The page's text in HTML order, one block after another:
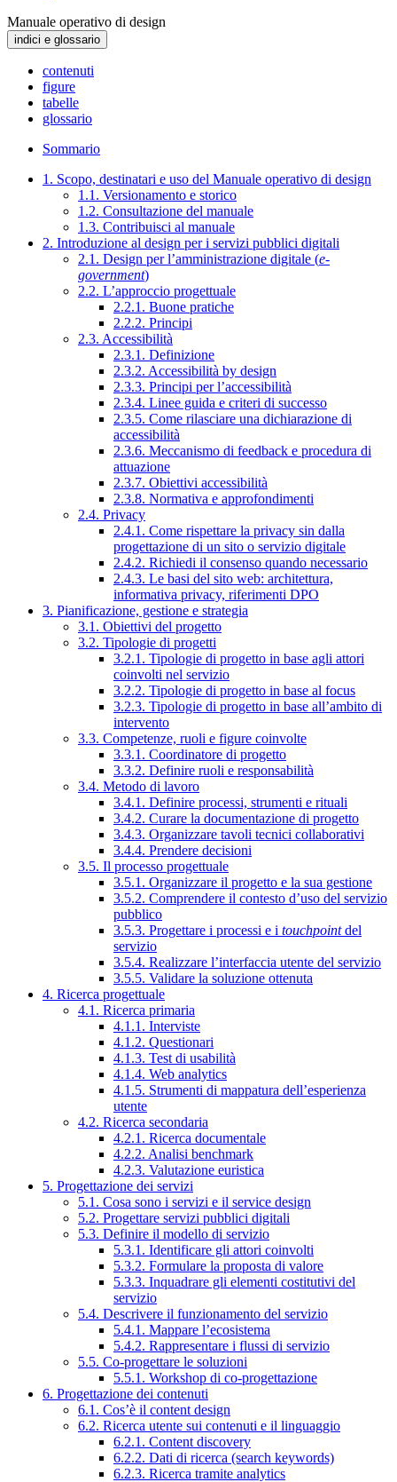
Manuale operativo di design
indici e glossario
contenuti
figure
tabelle
glossario
Sommario
1. Scopo, destinatari e uso del Manuale operativo di design
1.1. Versionamento e storico
1.2. Consultazione del manuale
1.3. Contribuisci al manuale
2. Introduzione al design per i servizi pubblici digitali
2.1. Design per l’amministrazione digitale (e-
government)
2.2. L’approccio progettuale
2.2.1. Buone pratiche
2.2.2. Principi
2.3. Accessibilità
2.3.1. Definizione
2.3.2. Accessibilità by design
2.3.3. Principi per l’accessibilità
2.3.4. Linee guida e criteri di successo
2.3.5. Come rilasciare una dichiarazione di
accessibilità
2.3.6. Meccanismo di feedback e procedura di
attuazione
2.3.7. Obiettivi accessibilità
2.3.8. Normativa e approfondimenti
2.4. Privacy
2.4.1. Come rispettare la privacy sin dalla
progettazione di un sito o servizio digitale
2.4.2. Richiedi il consenso quando necessario
2.4.3. Le basi del sito web: architettura,
informativa privacy, riferimenti DPO
3. Pianificazione, gestione e strategia
3.1. Obiettivi del progetto
3.2. Tipologie di progetti
3.2.1. Tipologie di progetto in base agli attori
coinvolti nel servizio
3.2.2. Tipologie di progetto in base al focus
3.2.3. Tipologie di progetto in base all’ambito di
intervento
3.3. Competenze, ruoli e figure coinvolte
3.3.1. Coordinatore di progetto
3.3.2. Definire ruoli e responsabilità
3.4. Metodo di lavoro
3.4.1. Definire processi, strumenti e rituali
3.4.2. Curare la documentazione di progetto
3.4.3. Organizzare tavoli tecnici collaborativi
3.4.4. Prendere decisioni
3.5. Il processo progettuale
3.5.1. Organizzare il progetto e la sua gestione
3.5.2. Comprendere il contesto d’uso del servizio
pubblico
3.5.3. Progettare i processi e i touchpointdel
servizio
3.5.4. Realizzare l’interfaccia utente del servizio
3.5.5. Validare la soluzione ottenuta
4. Ricerca progettuale
4.1. Ricerca primaria
4.1.1. Interviste
4.1.2. Questionari
4.1.3. Test di usabilità
4.1.4. Web analytics
4.1.5. Strumenti di mappatura dell’esperienza
utente
4.2. Ricerca secondaria
4.2.1. Ricerca documentale
4.2.2. Analisi benchmark
4.2.3. Valutazione euristica
5. Progettazione dei servizi
5.1. Cosa sono i servizi e il service design
5.2. Progettare servizi pubblici digitali
5.3. Definire il modello di servizio
5.3.1. Identificare gli attori coinvolti
5.3.2. Formulare la proposta di valore
5.3.3. Inquadrare gli elementi costitutivi del
servizio
5.4. Descrivere il funzionamento del servizio
5.4.1. Mappare l’ecosistema
5.4.2. Rappresentare i flussi di servizio
5.5. Co-progettare le soluzioni
5.5.1. Workshop di co-progettazione
6. Progettazione dei contenuti
6.1. Cos’è il content design
6.2. Ricerca utente sui contenuti e il linguaggio
6.2.1. Content discovery
6.2.2. Dati di ricerca (search keywords)
6.2.3. Ricerca tramite analytics